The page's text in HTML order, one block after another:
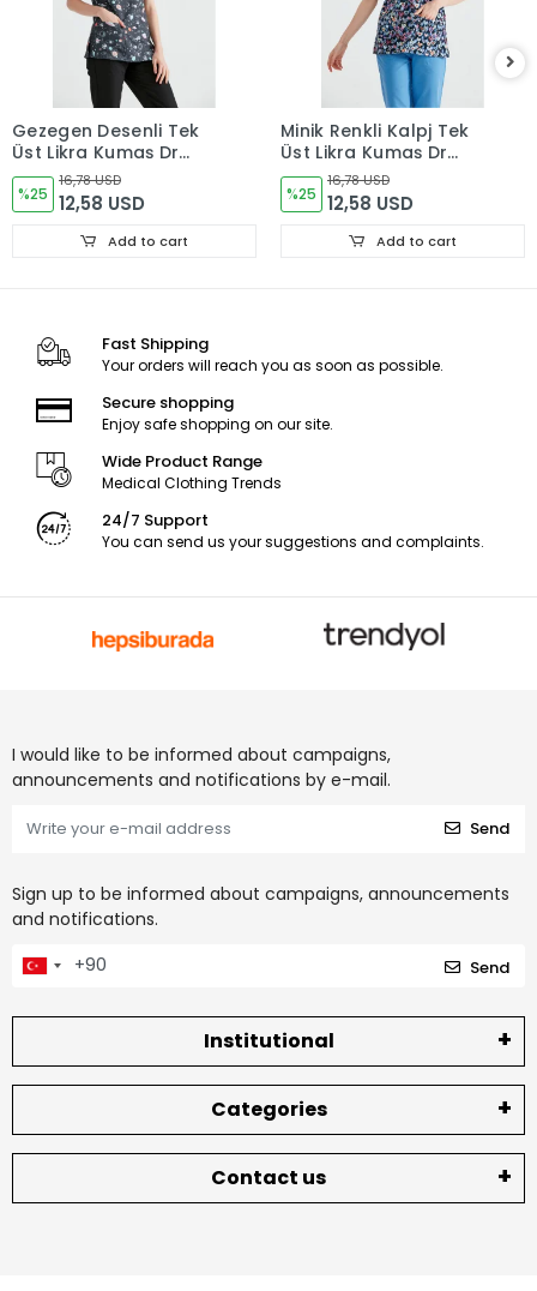
Gezegen Desenli Tek
Üst Likra Kumaş Dr
Greys Kesim
%25
16,78 USD
12,58 USD
Add to cart
Minik Renkli Kalpj Tek
Üst Likra Kumaş Dr
Greys Kesim
%25
16,78 USD
12,58 USD
Add to cart
Fast Shipping
Your orders will reach you as soon as possible.
Secure shopping
Enjoy safe shopping on our site.
Wide Product Range
Medical Clothing Trends
24/7 Support
You can send us your suggestions and complaints.
I would like to be informed about campaigns,
announcements and notifications by e-mail.
Send
Sign up to be informed about campaigns, announcements
and notifications.
Send
Institutional
Categories
Contact us